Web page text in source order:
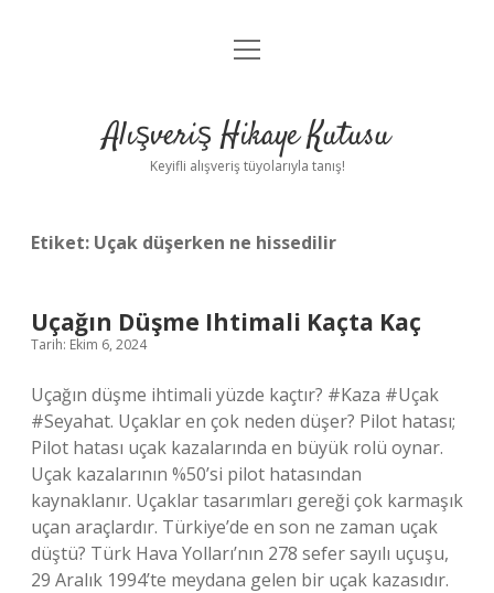
Anasayfa
Yasal Uyarı
menüyü
Alışveriş Hikaye Kutusu
Keyifli alışveriş tüyolarıyla tanış!
Etiket: Uçak düşerken ne hissedilir
Uçağın Düşme Ihtimali Kaçta Kaç
Tarih: Ekim 6, 2024
Uçağın düşme ihtimali yüzde kaçtır? #Kaza #Uçak
#Seyahat. Uçaklar en çok neden düşer? Pilot hatası;
Pilot hatası uçak kazalarında en büyük rolü oynar.
Uçak kazalarının %50’si pilot hatasından
kaynaklanır. Uçaklar tasarımları gereği çok karmaşık
uçan araçlardır. Türkiye’de en son ne zaman uçak
düştü? Türk Hava Yolları’nın 278 sefer sayılı uçuşu,
29 Aralık 1994’te meydana gelen bir uçak kazasıdır.